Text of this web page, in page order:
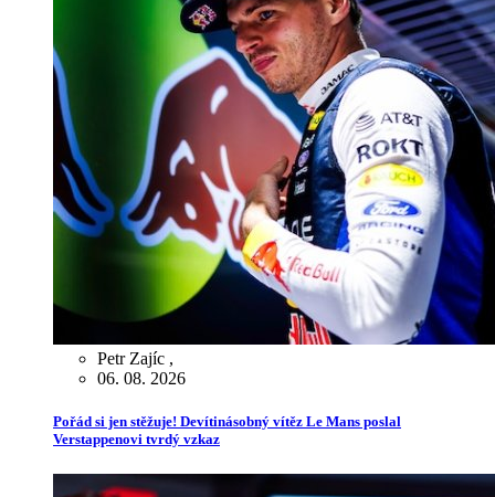
Petr Zajíc ,
06. 08. 2026
Pořád si jen stěžuje! Devítinásobný vítěz Le Mans poslal
Verstappenovi tvrdý vzkaz